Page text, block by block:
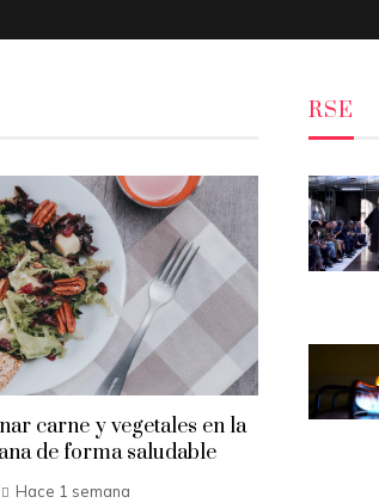
carne y vegetales en la
de forma saludable
Hace 1 semana
RSE